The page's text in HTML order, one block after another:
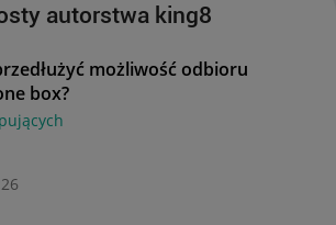
autorstwa king8
możliwość odbioru
box?